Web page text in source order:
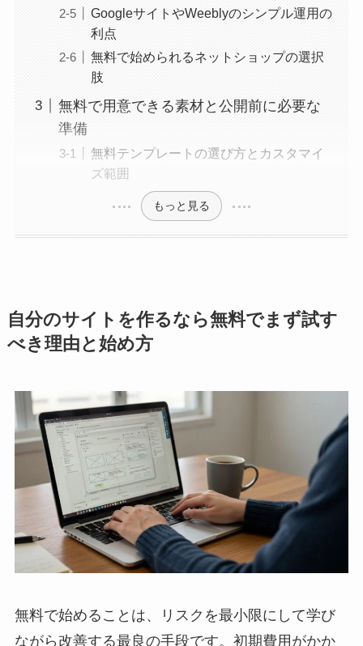
GoogleサイトやWeeblyのシンプル運用の
利点
無料で始められるネットショップの選択
肢
無料で用意できる素材と公開前に必要な
準備
無料テンプレートの選び方とカスタマイ
ズ範囲
もっと見る
自分のサイトを作るなら無料でまず試す
べき理由と始め方
無料で始めることは、リスクを最小限にして学び
ながら改善する最良の手段です。初期費用がかか